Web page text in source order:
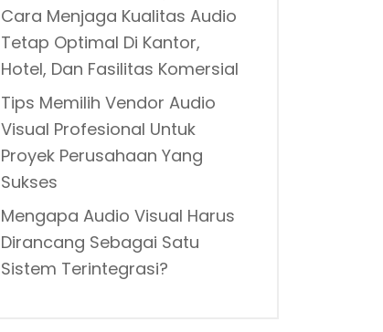
Cara Menjaga Kualitas Audio
Tetap Optimal Di Kantor,
Hotel, Dan Fasilitas Komersial
Tips Memilih Vendor Audio
Visual Profesional Untuk
Proyek Perusahaan Yang
Sukses
Mengapa Audio Visual Harus
Dirancang Sebagai Satu
Sistem Terintegrasi?